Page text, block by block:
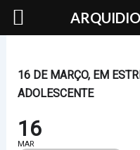
Skip
16 DE MARÇO, EM
ADOLESCENTE
16
MAR